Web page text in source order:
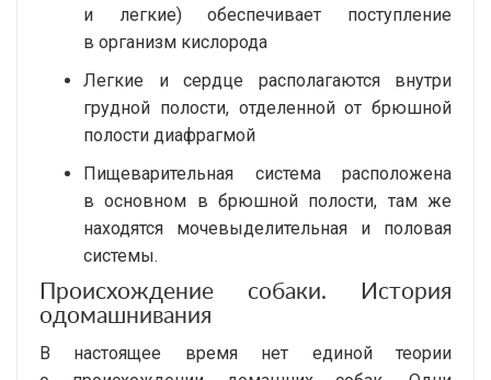
и легкие) обеспечивает поступление
в организм кислорода
Легкие и сердце располагаются внутри
грудной полости, отделенной от брюшной
полости диафрагмой
Пищеварительная система расположена
в основном в брюшной полости, там же
находятся мочевыделительная и половая
системы.
Происхождение собаки. История
одомашнивания
В настоящее время нет единой теории